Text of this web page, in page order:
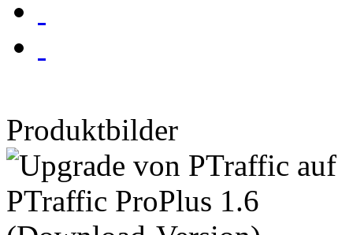
Produktbilder